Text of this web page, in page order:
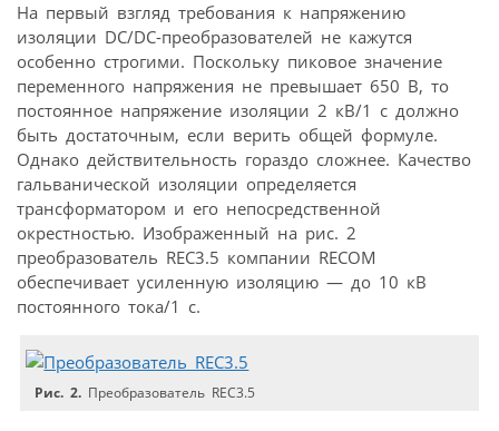
На первый взгляд требования к напряжению
изоляции DC/DC-преобразователей не кажутся
особенно строгими. Поскольку пиковое значение
переменного напряжения не превышает 650 В, то
постоянное напряжение изоляции 2 кВ/1 с должно
быть достаточным, если верить общей формуле.
Однако действительность гораздо сложнее. Качество
гальванической изоляции определяется
трансформатором и его непосредственной
окрестностью. Изображенный на рис. 2
преобразователь REC3.5 компании RECOM
обеспечивает усиленную изоляцию — до 10 кВ
постоянного тока/1 с.
Рис. 2. Преобразователь REC3.5